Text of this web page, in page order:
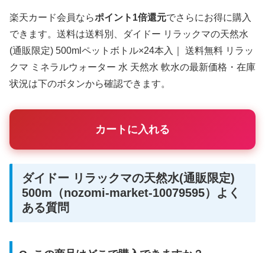
楽天カード会員ならポイント1倍還元でさらにお得に購入
できます。送料は送料別、ダイドー リラックマの天然水
(通販限定) 500mlペットボトル×24本入｜ 送料無料 リラッ
クマ ミネラルウォーター 水 天然水 軟水の最新価格・在庫
状況は下のボタンから確認できます。
カートに入れる
ダイドー リラックマの天然水(通販限定)
500m（nozomi-market-10079595）よく
ある質問